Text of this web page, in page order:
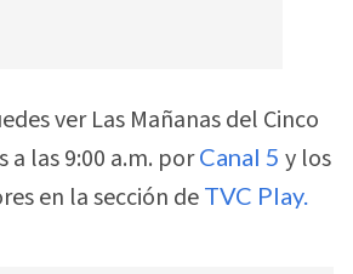
ver Las Mañanas del Cinco
a las 9:00 a.m. porCanal 5 y los
en la sección de TVC Play.